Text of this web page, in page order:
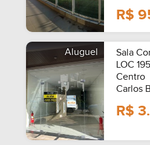
R$
Aluguel
Sala
LOC 195
Centro
Carlos
R$